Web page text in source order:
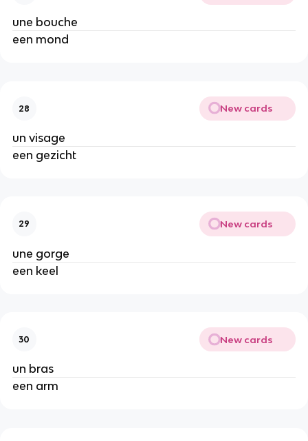
une bouche
een mond
28 New cards
un visage
een gezicht
29 New cards
une gorge
een keel
30 New cards
un bras
een arm